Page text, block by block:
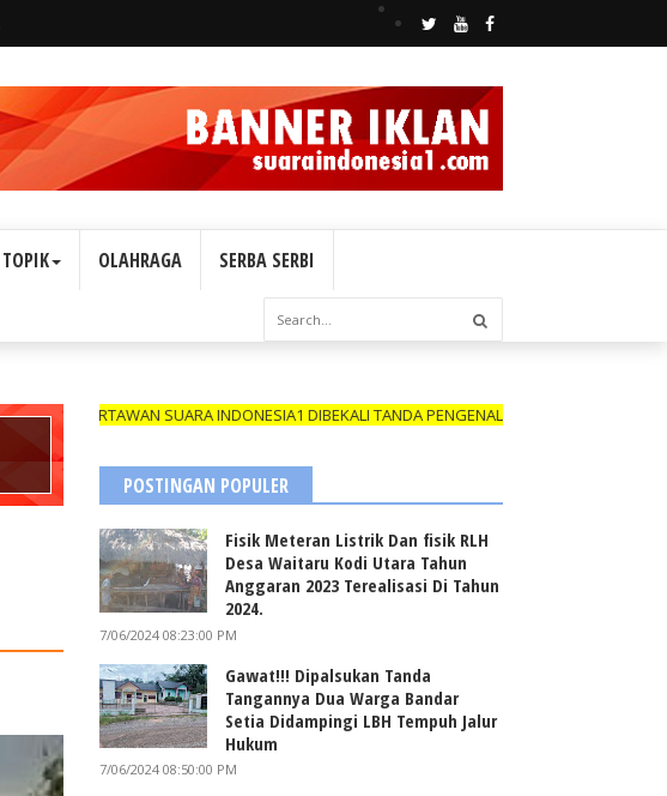
TOPIK OLAHRAGA SERBA SERBI
SUARA INDONESIA1 DIBEKALI TANDA PENGENAL (ID CARD) YANG MASIH
POSTINGAN POPULER
Fisik Meteran Listrik Dan fisik RLH
Desa Waitaru Kodi Utara Tahun
Anggaran 2023 Terealisasi Di Tahun
2024.
7/06/2024 08:23:00 PM
Gawat!!! Dipalsukan Tanda
Tangannya Dua Warga Bandar
Setia Didampingi LBH Tempuh Jalur
Hukum
7/06/2024 08:50:00 PM